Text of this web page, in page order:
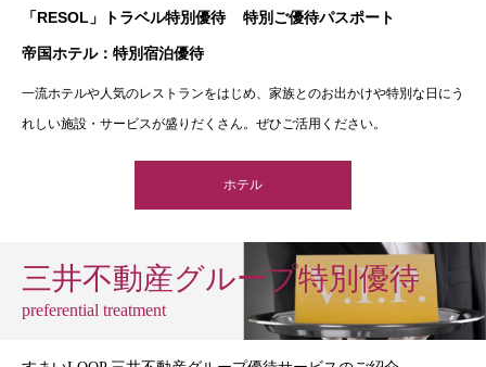
「RESOL」トラベル特別優待 特別ご優待パスポート
帝国ホテル：特別宿泊優待
一流ホテルや人気のレストランをはじめ、家族とのお出かけや特別な日にう
れしい施設・サービスが盛りだくさん。ぜひご活用ください。
ホテル
三井不動産グループ特別優待
preferential treatment